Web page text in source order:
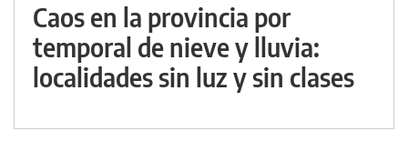
Caos en la provincia por
temporal de nieve y lluvia:
localidades sin luz y sin clases